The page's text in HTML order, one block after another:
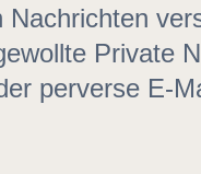
Private
perverse E-